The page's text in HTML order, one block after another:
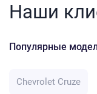
Наши
Популярные
Chevrolet Cruze